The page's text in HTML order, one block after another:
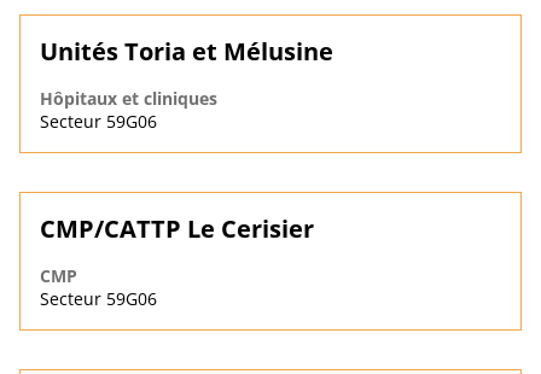
Unités Toria et Mélusine
Hôpitaux et cliniques
Secteur 59G06
CMP/CATTP Le Cerisier
CMP
Secteur 59G06